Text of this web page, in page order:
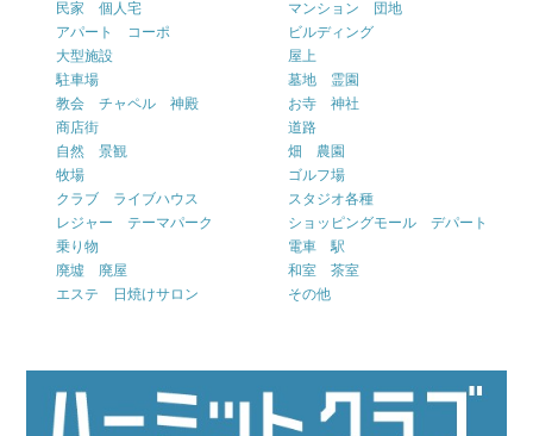
民家 個人宅
マンション 団地
アパート コーポ
ビルディング
大型施設
屋上
駐車場
墓地 霊園
教会 チャペル 神殿
お寺 神社
商店街
道路
自然 景観
畑 農園
牧場
ゴルフ場
クラブ ライブハウス
スタジオ各種
レジャー テーマパーク
ショッピングモール デパート
乗り物
電車 駅
廃墟 廃屋
和室 茶室
エステ 日焼けサロン
その他